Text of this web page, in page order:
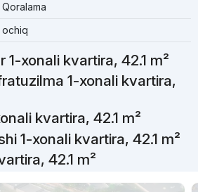
Qoralama
ochiq
1-xonali kvartira, 42.1 m²
1-xonali kvartira,
kvartira, 42.1 m²
1-xonali kvartira, 42.1 m²
42.1 m²